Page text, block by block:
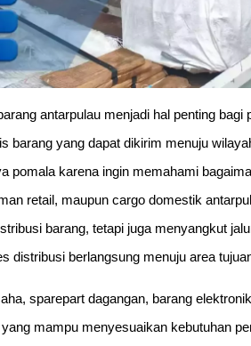
antarpulau menjadi hal penting bagi
barang yang dapat dikirim menuju
pomala karena ingin memahami
retail, maupun cargo domestik
barang, tetapi juga menyangkut
distribusi berlangsung menuju area
sparepart dagangan, barang
mampu menyesuaikan kebutuhan